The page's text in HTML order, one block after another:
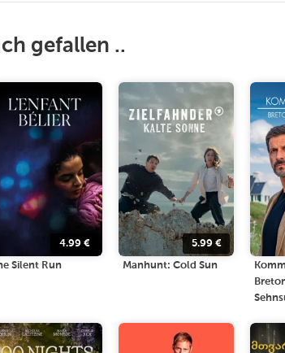
gefallen ..
4.99€
Silent Run
5.99 €
Manhunt: Cold Sun